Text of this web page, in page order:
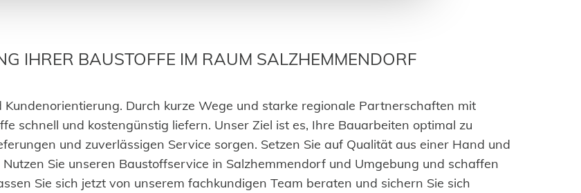
IHRER BAUSTOFFE IM RAUM SALZHEMMENDORF
Durch kurze Wege und starke regionale Partnerschaften mit
schnell und kostengünstig liefern. Unser Ziel ist es, Ihre Bauarbeiten optimal zu
und zuverlässigen Service sorgen. Setzen Sie auf Qualität aus einer Hand und
Sie unseren Baustoffservice in Salzhemmendorf und Umgebung und schaffen
Sie sich jetzt von unserem fachkundigen Team beraten und sichern Sie sich